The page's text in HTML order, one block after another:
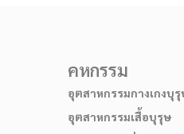
คหกรรม
อุตสาหกรรมกางเกงบุรุ
อุตสาหกรรมเสื้อบุรุษ